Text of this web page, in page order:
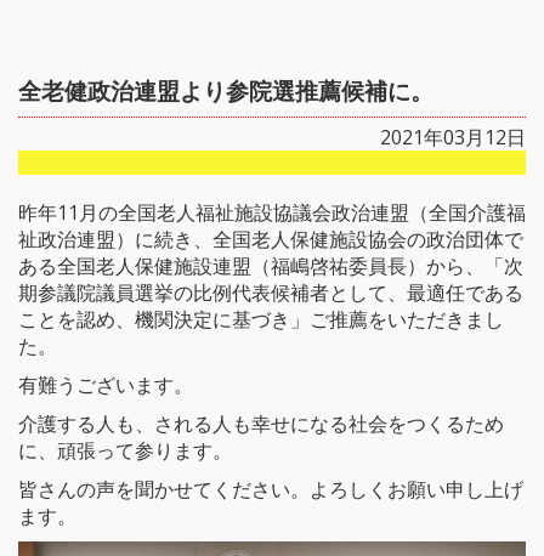
全老健政治連盟より参院選推薦候補に。
2021年03月12日
昨年11月の全国老人福祉施設協議会政治連盟（全国介護福
祉政治連盟）に続き、全国老人保健施設協会の政治団体で
ある全国老人保健施設連盟（福嶋啓祐委員長）から、「次
期参議院議員選挙の比例代表候補者として、最適任である
ことを認め、機関決定に基づき」ご推薦をいただきまし
た。
有難うございます。
介護する人も、される人も幸せになる社会をつくるため
に、頑張って参ります。
皆さんの声を聞かせてください。よろしくお願い申し上げ
ます。